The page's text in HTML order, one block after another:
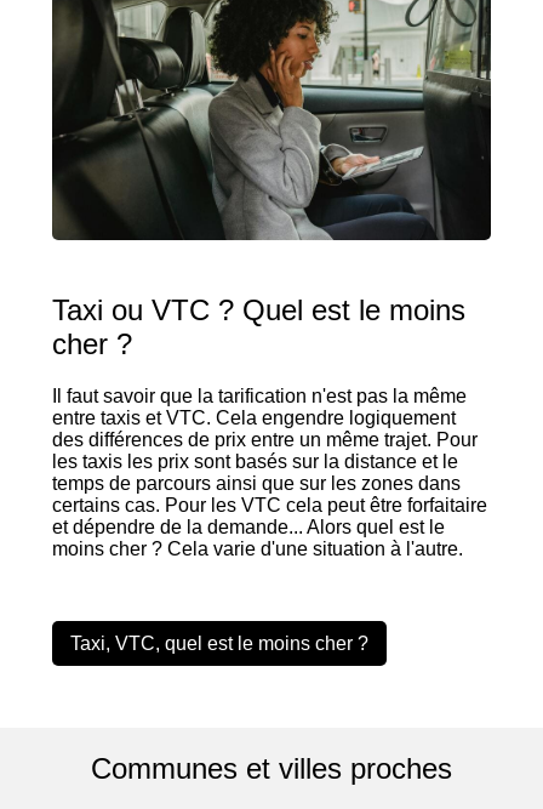
Taxi ou VTC ? Quel est le moins
cher ?
Il faut savoir que la tarification n'est pas la même
entre taxis et VTC. Cela engendre logiquement
des différences de prix entre un même trajet. Pour
les taxis les prix sont basés sur la distance et le
temps de parcours ainsi que sur les zones dans
certains cas. Pour les VTC cela peut être forfaitaire
et dépendre de la demande... Alors quel est le
moins cher ? Cela varie d'une situation à l'autre.
Taxi, VTC, quel est le moins cher ?
Communes et villes proches